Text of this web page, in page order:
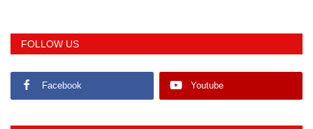
FOLLOW US
Facebook Youtube